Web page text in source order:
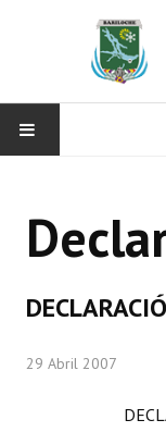
CONCEJO
Comisiones
29 Abril 2007